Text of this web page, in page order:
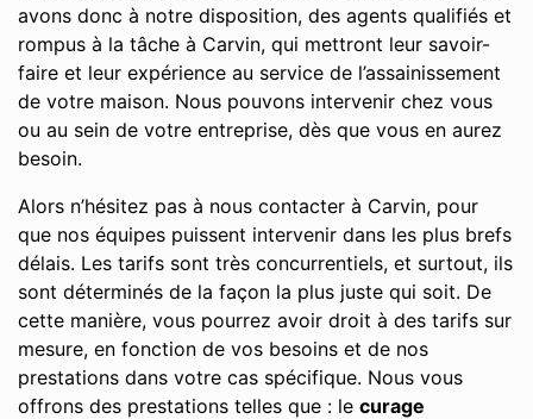
avons donc à notre disposition, des agents qualifiés et
rompus à la tâche à Carvin, qui mettront leur savoir-
faire et leur expérience au service de l’assainissement
de votre maison. Nous pouvons intervenir chez vous
ou au sein de votre entreprise, dès que vous en aurez
besoin.
Alors n’hésitez pas à nous contacter à Carvin, pour
que nos équipes puissent intervenir dans les plus brefs
délais. Les tarifs sont très concurrentiels, et surtout, ils
sont déterminés de la façon la plus juste qui soit. De
cette manière, vous pourrez avoir droit à des tarifs sur
mesure, en fonction de vos besoins et de nos
prestations dans votre cas spécifique. Nous vous
offrons des prestations telles que : le curage